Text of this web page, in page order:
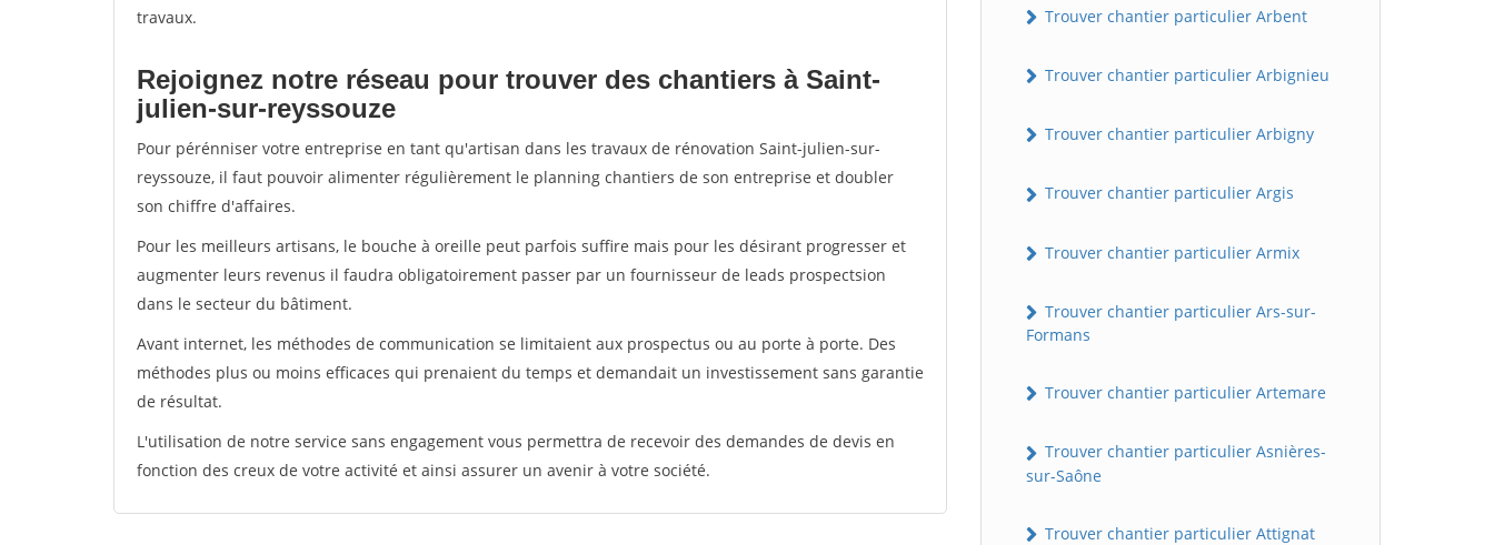
travaux.
Rejoignez notre réseau pour trouver des chantiers à Saint-
julien-sur-reyssouze
Pour pérénniser votre entreprise en tant qu'artisan dans les travaux de rénovation Saint-julien-sur-
reyssouze, il faut pouvoir alimenter régulièrement le planning chantiers de son entreprise et doubler
son chiffre d'affaires.
Pour les meilleurs artisans, le bouche à oreille peut parfois suffire mais pour les désirant progresser et
augmenter leurs revenus il faudra obligatoirement passer par un fournisseur de leads prospectsion
dans le secteur du bâtiment.
Avant internet, les méthodes de communication se limitaient aux prospectus ou au porte à porte. Des
méthodes plus ou moins efficaces qui prenaient du temps et demandait un investissement sans garantie
de résultat.
L'utilisation de notre service sans engagement vous permettra de recevoir des demandes de devis en
fonction des creux de votre activité et ainsi assurer un avenir à votre société.
Trouver chantier particulier Arbent
Trouver chantier particulier Arbignieu
Trouver chantier particulier Arbigny
Trouver chantier particulier Argis
Trouver chantier particulier Armix
Trouver chantier particulier Ars-sur-
Formans
Trouver chantier particulier Artemare
Trouver chantier particulier Asnières-
sur-Saône
Trouver chantier particulier Attignat